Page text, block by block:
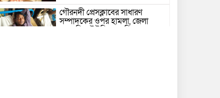
গৌরনদী প্রেসক্লাবের সাধারণ
সম্পাদকের ওপর হামলা, জেলা
সাংবাদিক ইউনিয়নের নিন্দা